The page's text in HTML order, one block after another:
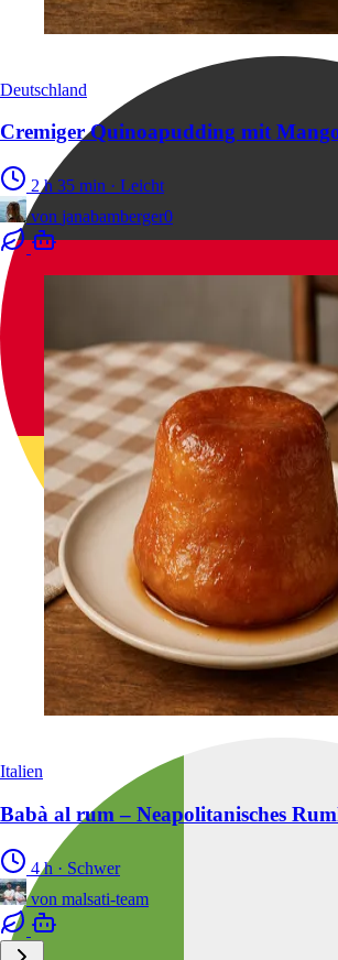
Deutschland
Cremiger Quinoapudding mit
2 h 35 min · Leicht
von janabamberger0
Italien
Babà al rum – Neapolitanisches
4 h · Schwer
von malsati-team